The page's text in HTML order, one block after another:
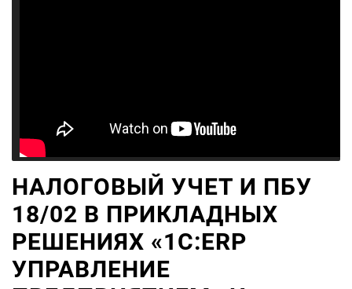
НАЛОГОВЫЙ УЧЕТ И ПБУ
18/02 В ПРИКЛАДНЫХ
РЕШЕНИЯХ «1С:ERP
УПРАВЛЕНИЕ